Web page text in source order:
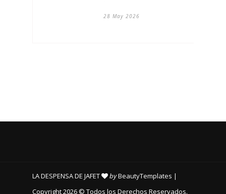
28 May 2026
LA DESPENSA DE JAFET byBeautyTemplates |
Copyright 2026 © Todos los Derechos Reservados.